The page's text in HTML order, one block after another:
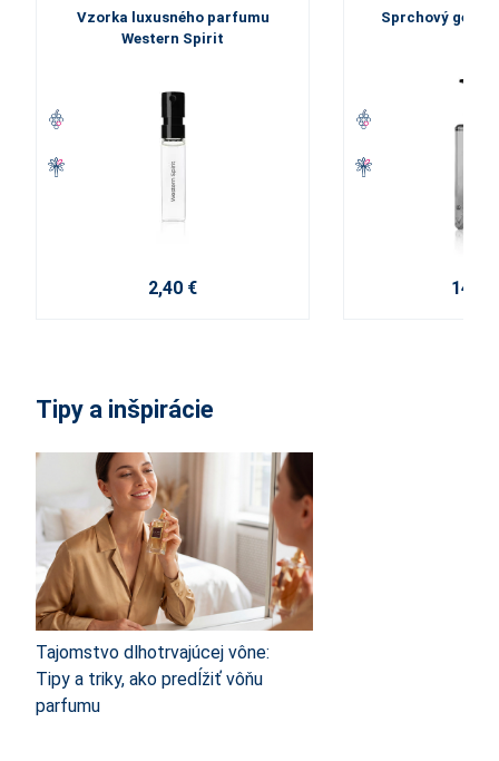
Vzorka luxusného parfumu
Western Spirit
2,40 €
Sprchový gél
14,30
Tipy a inšpirácie
Tajomstvo dlhotrvajúcej vône:
Tipy a triky, ako predĺžiť vôňu
parfumu